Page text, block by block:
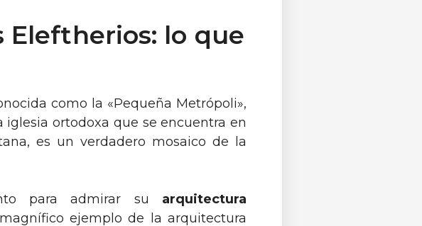
Eleftherios: lo que
como la «Pequeña Metrópoli»,
ortodoxa que se encuentra en
es un verdadero mosaico de la
para admirar su arquitectura
ejemplo de la arquitectura